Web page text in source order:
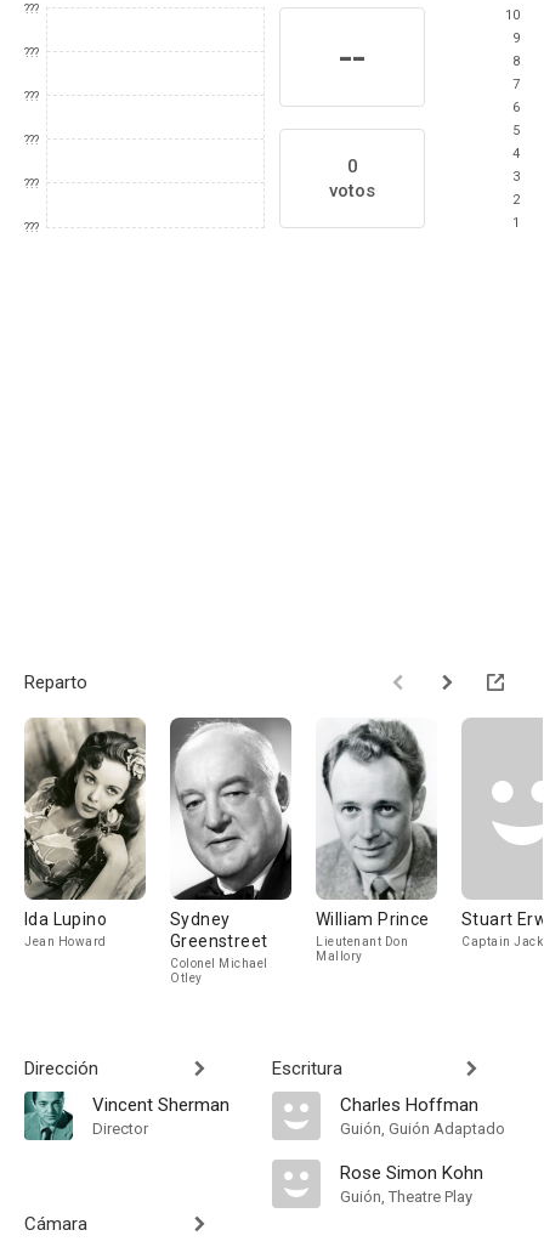
???
???
???
???
???
???
--
0
votos
10
9
8
7
6
5
4
3
2
1
Reparto
Ida Lupino
Jean Howard
Sydney
Greenstreet
Colonel Michael
Otley
William Prince
Lieutenant Don
Mallory
Stuart
Captain Jack
Dirección
Vincent Sherman
Director
Cámara
Escritura
Charles Hoffman
Guión, Guión Adaptado
Rose Simon Kohn
Guión, Theatre Play